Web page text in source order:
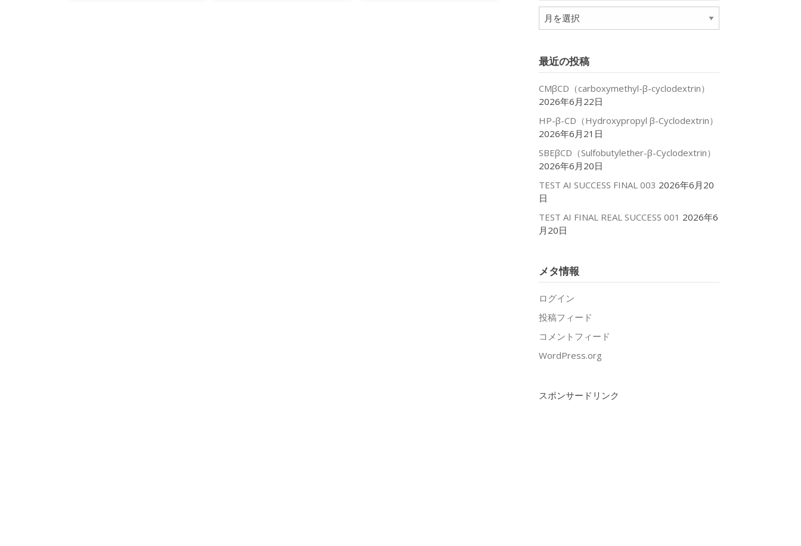
ア
ー
ブ
最近の投稿
CMβCD（carboxymethyl-β-cyclodextrin）
2026年6月22日
HP-β-CD（Hydroxypropyl β-Cyclodextrin）
2026年6月21日
SBEβCD（Sulfobutylether-β-Cyclodextrin）
2026年6月20日
TEST AI SUCCESS FINAL 003 2026年6月20
日
TEST AI FINAL REAL SUCCESS 001 2026年6
月20日
メタ情報
ログイン
投稿フィード
コメントフィード
WordPress.org
スポンサードリンク